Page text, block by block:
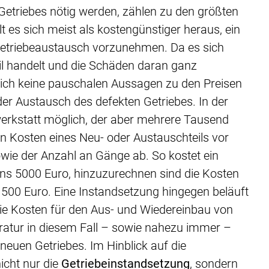
nötig werden, zählen zu den größten
sich meist als kostengünstiger heraus, ein
vorzunehmen. Da es sich
handelt und die Schäden daran ganz
keine pauschalen Aussagen zu den Preisen
Austausch des defekten Getriebes. In der
möglich, der aber mehrere Tausend
Kosten eines Neu- oder Austauschteils vor
der Anzahl an Gänge ab. So kostet ein
5000 Euro, hinzuzurechnen sind die Kosten
Euro. Eine Instandsetzung hingegen beläuft
Kosten für den Aus- und Wiedereinbau von
in diesem Fall – sowie nahezu immer –
Getriebes. Im Hinblick auf die
nur die Getriebeinstandsetzung, sondern